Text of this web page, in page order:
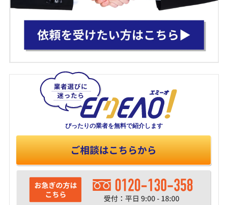
ぴったりの業者を無料で紹介します